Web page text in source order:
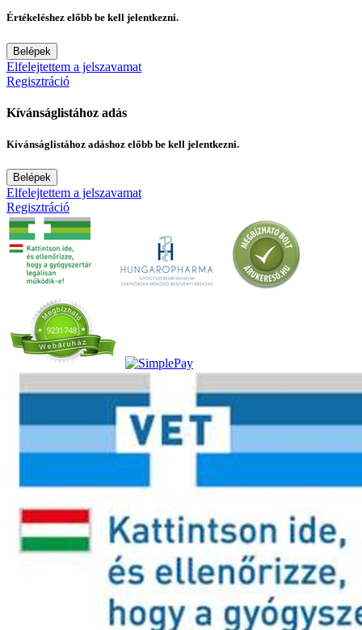
Értékeléshez előbb be kell jelentkezni.
Belépek
Elfelejtettem a jelszavamat
Regisztráció
Kívánságlistához adás
Kívánságlistához adáshoz előbb be kell jelentkezni.
Belépek
Elfelejtettem a jelszavamat
Regisztráció